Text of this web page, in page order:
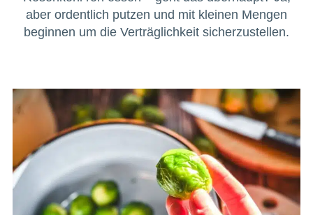
aber ordentlich putzen und mit kleinen Mengen
beginnen um die Verträglichkeit sicherzustellen.